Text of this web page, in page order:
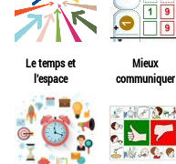
Le temps et
l'espace
Mieux
communiquer